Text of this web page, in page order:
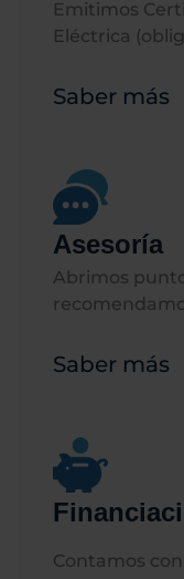
Emitimos
Eléctrica
Saber más
Asesoría
Abrimos
Saber más
Contamos